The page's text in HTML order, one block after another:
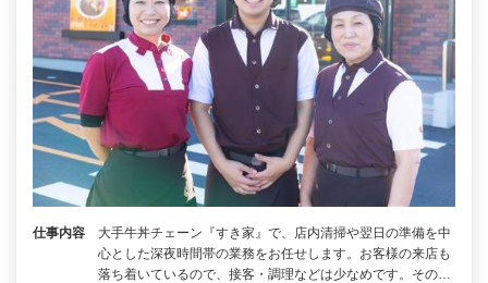
仕事内容
大手牛丼チェーン『すき家』で、店内清掃や翌日の準備を中
心とした深夜時間帯の業務をお任せします。お客様の来店も
落ち着いているので、接客・調理などは少なめです。その…